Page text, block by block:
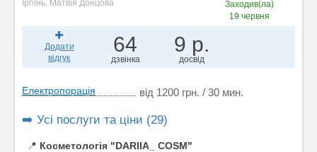
Ірпінь, Матвія Донцова
Заходив(ла)
19 червня
Додати
відгук
64
дзвінка
9 р.
досвід
Електропорація від 1200 грн. / 30 мин.
➡️ Усі послуги та ціни (29)
📍 Косметологія "DARIIA_ COSM"